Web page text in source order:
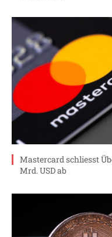
Mastercard schliesst
Mrd. USD ab